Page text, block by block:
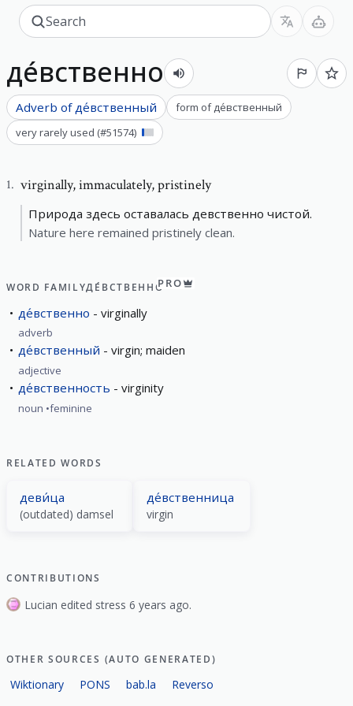
де́вственно
Adverb of де́вственный form of де́вственный
very rarely used (#51574)
1. virginally,immaculately, pristinely
Природа здесь оставалась девственно чистой.
Nature here remained pristinely clean.
WORD FAMILYДЕ́ВСТВЕННОPRO
де́вственно virginally
adverb
де́вственный virgin; maiden
adjective
де́вственность virginity
noun feminine
RELATED WORDS
деви́ца
(outdated) damsel
де́вственница
virgin
CONTRIBUTIONS
Lucian edited stress 6 years ago.
OTHER SOURCES (AUTO GENERATED)
Wiktionary PONS bab.la Reverso